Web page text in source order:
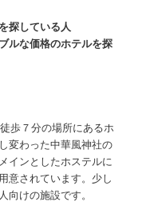
探している人
ルな価格のホテルを探
歩７分の場所にあるホ
変わった中華風神社の
インとしたホステルに
意されています。少し
けの施設です。